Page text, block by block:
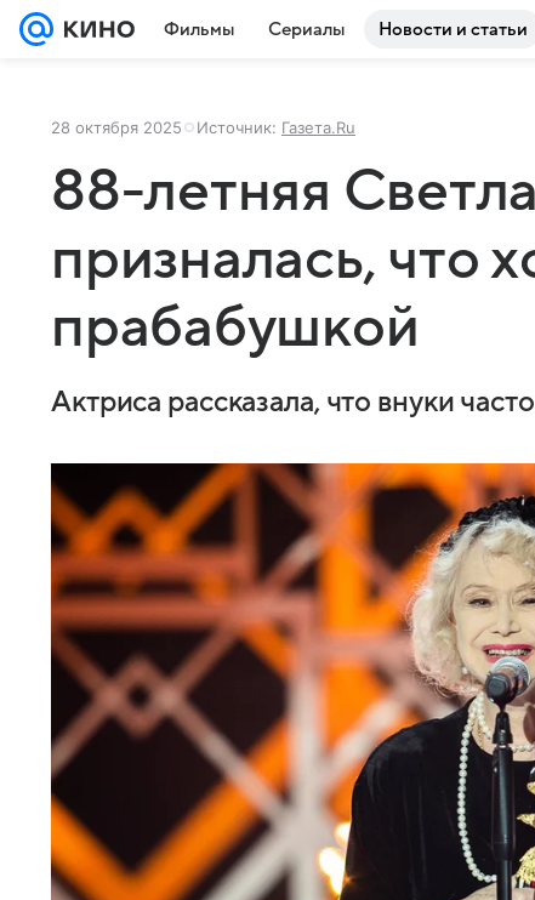
Фильмы Сериалы Новости и статьи
28 октября 2025 Источник: Газета.Ru
88-летняя
призналась, что
прабабушкой
Актриса рассказала, что внуки